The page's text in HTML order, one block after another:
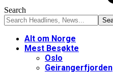
Search
Alt om Norge
Mest Besøkte
Oslo
Geirangerfjorden